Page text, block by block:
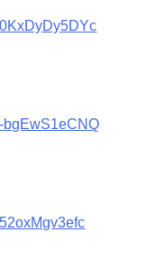
bgEwS1eCNQ